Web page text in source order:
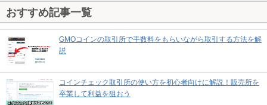
おすすめ記事一覧
GMOコインの取引所で手数料をもらいながら取引する方法を解
説
コインチェック取引所の使い方を初心者向けに解説！販売所を
卒業して利益を狙おう